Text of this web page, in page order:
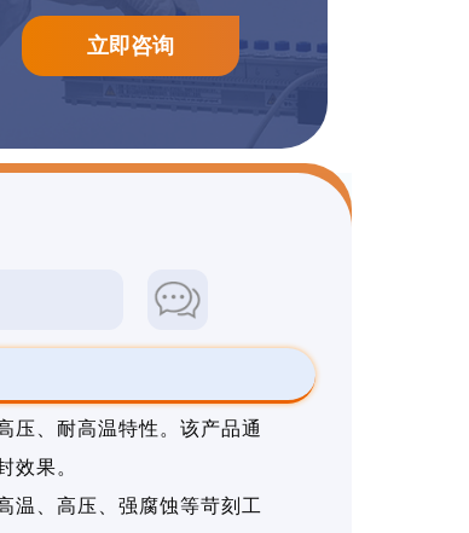
立即咨询
压、耐高温特性。该产品通
效果。
温、高压、强腐蚀等苛刻工